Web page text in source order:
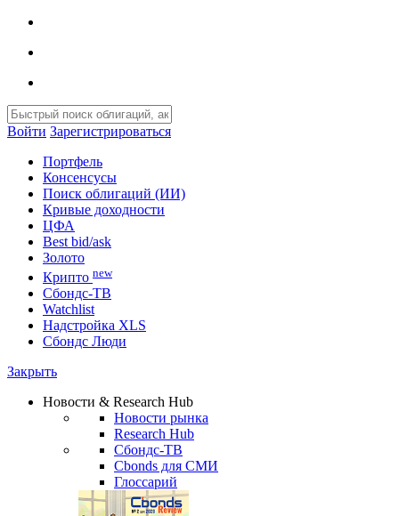
Войти Зарегистрироваться
Портфель
Консенсусы
Поиск облигаций (ИИ)
Кривые доходности
ЦФА
Best bid/ask
Золото
Крипто new
Сбондс-ТВ
Watchlist
Надстройка XLS
Сбондс Люди
Закрыть
Новости & Research Hub
Новости рынка
Research Hub
Сбондс-ТВ
Cbonds для СМИ
Глоссарий